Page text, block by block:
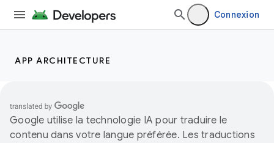
Connexion
APP ARCHITECTURE
Google utilise la technologie IA pour traduire le
contenu dans votre langue préférée. Les traductions